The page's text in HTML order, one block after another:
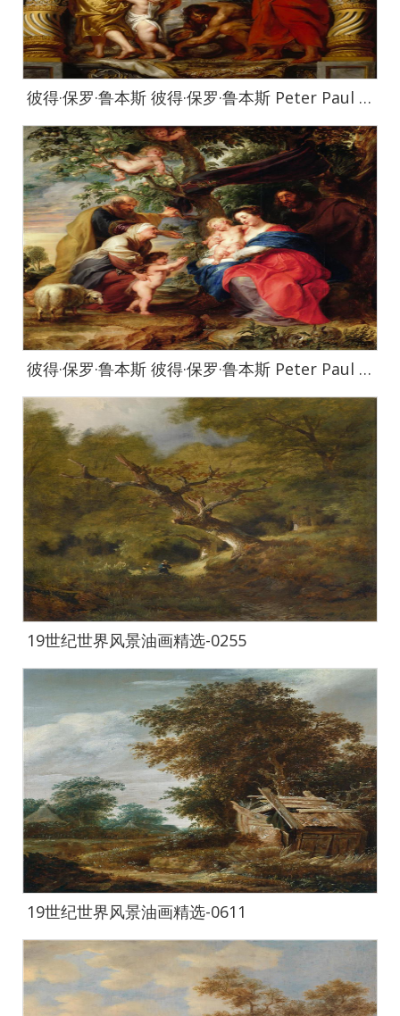
彼得·保罗·鲁本斯 彼得·保罗·鲁本斯 Peter Paul Rubens作品集-569
彼得·保罗·鲁本斯 彼得·保罗·鲁本斯 Peter Paul Rubens作品集-573
19世纪世界风景油画精选-0255
19世纪世界风景油画精选-0611